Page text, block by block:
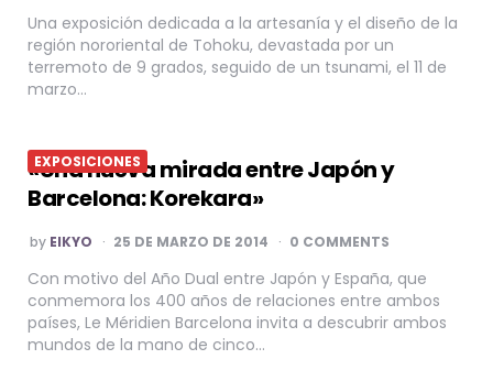
Una exposición dedicada a la artesanía y el diseño de la
región nororiental de Tohoku, devastada por un
terremoto de 9 grados, seguido de un tsunami, el 11 de
marzo…
EXPOSICIONES
«Una nueva mirada entre Japón y
Barcelona: Korekara»
POSTED
BY
by EIKYO 25 DE MARZO DE 2014 0 COMMENTS
Con motivo del Año Dual entre Japón y España, que
conmemora los 400 años de relaciones entre ambos
países, Le Méridien Barcelona invita a descubrir ambos
mundos de la mano de cinco…